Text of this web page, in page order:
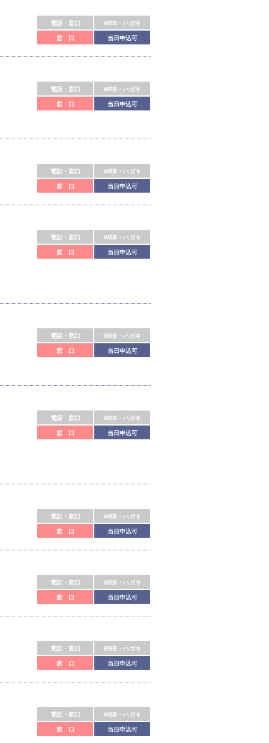
電話・窓口 WEB・ハガキ
窓 口 当日申込可
電話・窓口 WEB・ハガキ
窓 口 当日申込可
電話・窓口 WEB・ハガキ
窓 口 当日申込可
電話・窓口 WEB・ハガキ
窓 口 当日申込可
電話・窓口 WEB・ハガキ
窓 口 当日申込可
電話・窓口 WEB・ハガキ
窓 口 当日申込可
電話・窓口 WEB・ハガキ
窓 口 当日申込可
電話・窓口 WEB・ハガキ
窓 口 当日申込可
電話・窓口 WEB・ハガキ
窓 口 当日申込可
電話・窓口 WEB・ハガキ
窓 口 当日申込可